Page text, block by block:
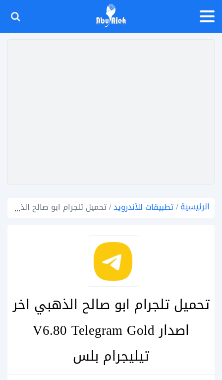
الرئيسية/تطبيقات للأندرويد/تحميل تلجرام ابو صالح الذهبي اخر اصدار V6.80 Telegram Gold تيليجرام بلس
تحميل تلجرام ابو صالح الذهبي اخر
اصدار V6.80 Telegram Gold
تيليجرام بلس